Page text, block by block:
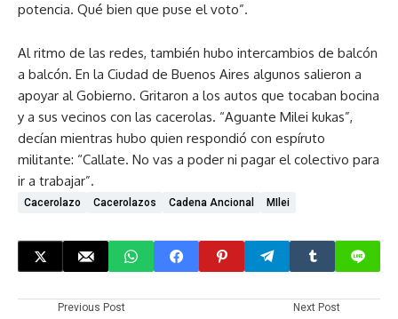
potencia. Qué bien que puse el voto”.
Al ritmo de las redes, también hubo intercambios de balcón
a balcón. En la Ciudad de Buenos Aires algunos salieron a
apoyar al Gobierno. Gritaron a los autos que tocaban bocina
y a sus vecinos con las cacerolas. “Aguante Milei kukas”,
decían mientras hubo quien respondió con espíruto
militante: “Callate. No vas a poder ni pagar el colectivo para
ir a trabajar”.
Cacerolazo Cacerolazos Cadena Ancional MIlei
Previous Post Next Post